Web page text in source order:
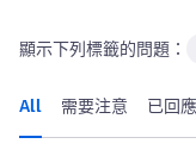
顯示下列標籤的問題：
All 需要注意 已回應